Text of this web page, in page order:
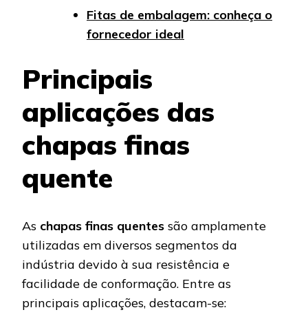
Fitas de embalagem: conheça o
fornecedor ideal
Principais
aplicações das
chapas finas
quente
As chapas finas quentes são amplamente
utilizadas em diversos segmentos da
indústria devido à sua resistência e
facilidade de conformação. Entre as
principais aplicações, destacam-se: